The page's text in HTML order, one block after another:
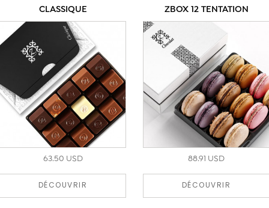
CLASSIQUE
63.50 USD
DÉCOUVRIR
ZBOX 12 TENTATION
88.91 USD
DÉCOUVRIR